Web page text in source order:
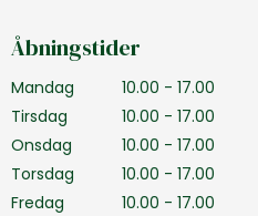
Åbningstider
Mandag
10.00 - 17.00
Tirsdag
10.00 - 17.00
Onsdag
10.00 - 17.00
Torsdag
10.00 - 17.00
Fredag
10.00 - 17.00